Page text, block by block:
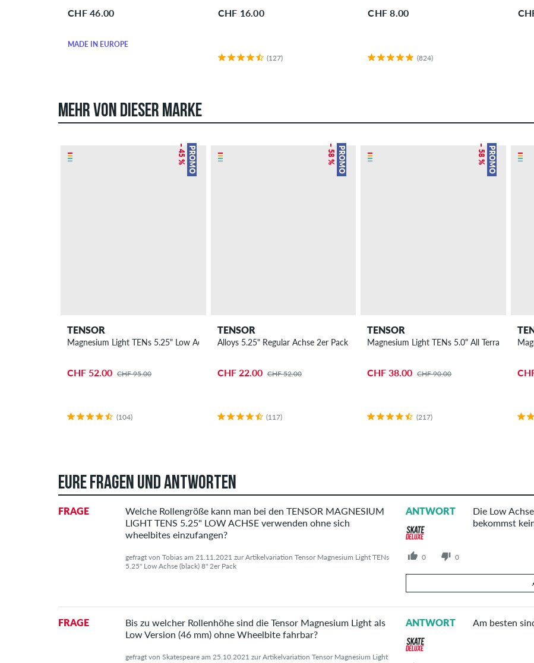
CHF 46.00
MADE IN EUROPE
CHF 16.00
(127)
CHF 8.00
(824)
MEHR VON DIESER MARKE
PROMO
– 45 %
TENSOR
Magnesium Light TENs 5.25" Low Achse 2er Pack 8"
CHF 52.00 CHF 95.00
(104)
PROMO
– 58 %
TENSOR
Alloys 5.25" Regular Achse 2er Pack 8"
CHF 22.00 CHF 52.00
(117)
PROMO
– 58 %
TENSOR
Magnesium Light TENs 5.0" All Terrain
CHF 38.00 CHF 90.00
(217)
EURE FRAGEN UND ANTWORTEN
FRAGE
Welche Rollengröße kann man bei den TENSOR MAGNESIUM
LIGHT TENS 5.25" LOW ACHSE verwenden ohne sich
wheelbites einzufangen?
gefragt von Tobias am 21.11.2021 zur Artikelvariation Tensor Magnesium Light TENs
5.25" Low Achse (black) 8" 2er Pack
ANTWORT
0 0
Die Low
bekommst
Beantworte hier die Frage von
FRAGE
Bis zu welcher Rollenhöhe sind die Tensor Magnesium Light als
Low Version (46 mm) ohne Wheelbite fahrbar?
gefragt von Skatespeare am 25.10.2021 zur Artikelvariation Tensor Magnesium Light
ANTWORT Am besten